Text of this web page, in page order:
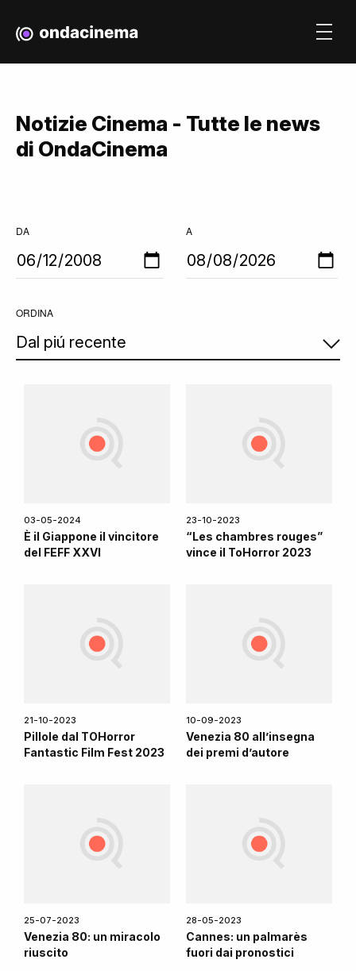
Notizie Cinema - Tutte le news
di OndaCinema
DA A
ORDINA
03-05-2024
È il Giappone il vincitore
del FEFF XXVI
23-10-2023
“Les chambres rouges”
vince il ToHorror 2023
21-10-2023
Pillole dal TOHorror
Fantastic Film Fest 2023
10-09-2023
Venezia 80 all’insegna
dei premi d’autore
25-07-2023
Venezia 80: un miracolo
riuscito
28-05-2023
Cannes: un palmarès
fuori dai pronostici